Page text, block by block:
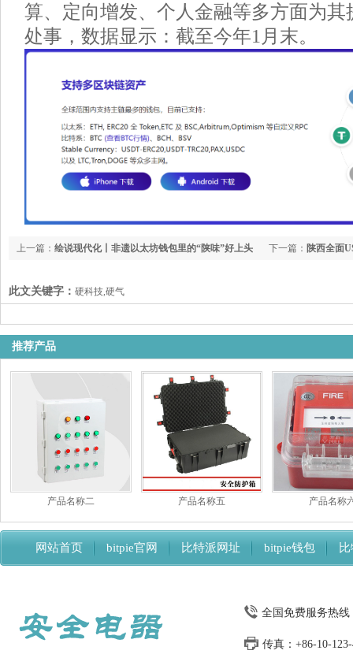
算、定向增发、个人金融等多方面为其
处事，数据显示：截至今年1月末。
下一篇： 陕西全面
上一篇： 绘说现代化丨非遗以太坊钱包里的“陕味”好上头
此文关键字： 硬科技,硬气
推荐产品
产品名称二 产品名称五 产品名称
网站首页 bitpie官网 比特派网址 bitpie钱包
全国免费服务热线
传真：+86-10-